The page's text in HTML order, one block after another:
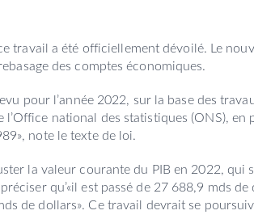
travail a été officiellement dévoilé. Le
des comptes économiques.
pour l’année 2022, sur la base des
national des statistiques (ONS), en
note le texte de loi.
la valeur courante du PIB en 2022, qui
qu’«il est passé de 27 688,9 mds de
de dollars». Ce travail devrait se